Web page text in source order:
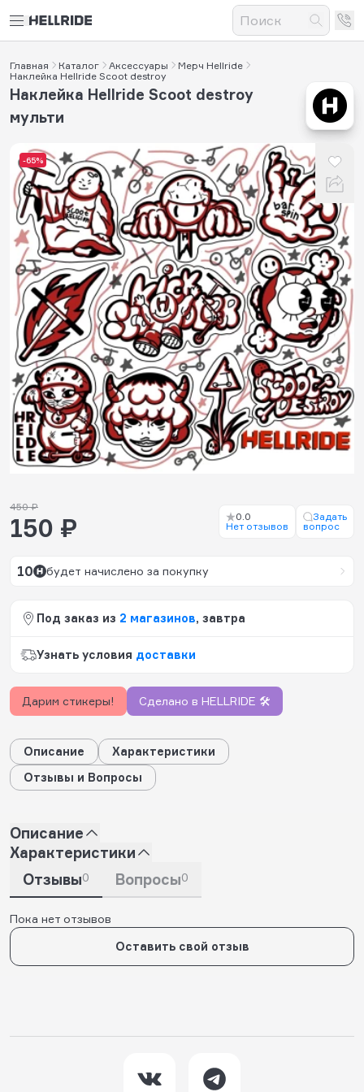
Главная Каталог Аксессуары
Мерч Hellride
Наклейка Hellride Scoot destroy
-65%
Наклейка Hellride Scoot destroy
мульти
450 ₽
150 ₽
0.0
Нет отзывов
Задать
вопрос
10 будет начислено за покупку
Под заказ из 2 магазинов, завтра
Узнать условия доставки
Дарим стикеры! Сделано в HELLRIDE 🛠️
Описание
Характеристики
Отзывы и Вопросы
Описание
Характеристики
Отзывы0 Вопросы0
Пока нет отзывов
Оставить свой отзыв